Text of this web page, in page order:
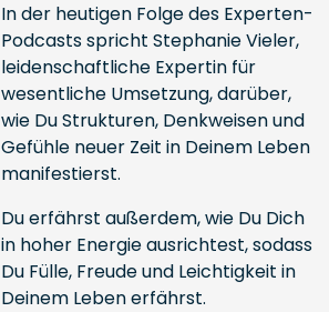
In der heutigen Folge des Experten-
Podcasts spricht Stephanie Vieler,
leidenschaftliche Expertin für
wesentliche Umsetzung, darüber,
wie Du Strukturen, Denkweisen und
Gefühle neuer Zeit in Deinem Leben
manifestierst.
Du erfährst außerdem, wie Du Dich
in hoher Energie ausrichtest, sodass
Du Fülle, Freude und Leichtigkeit in
Deinem Leben erfährst.